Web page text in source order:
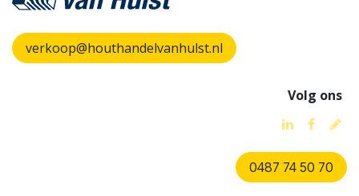
verkoop@houthandelvanhulst.nl
Volg ons
0487 74 50 70